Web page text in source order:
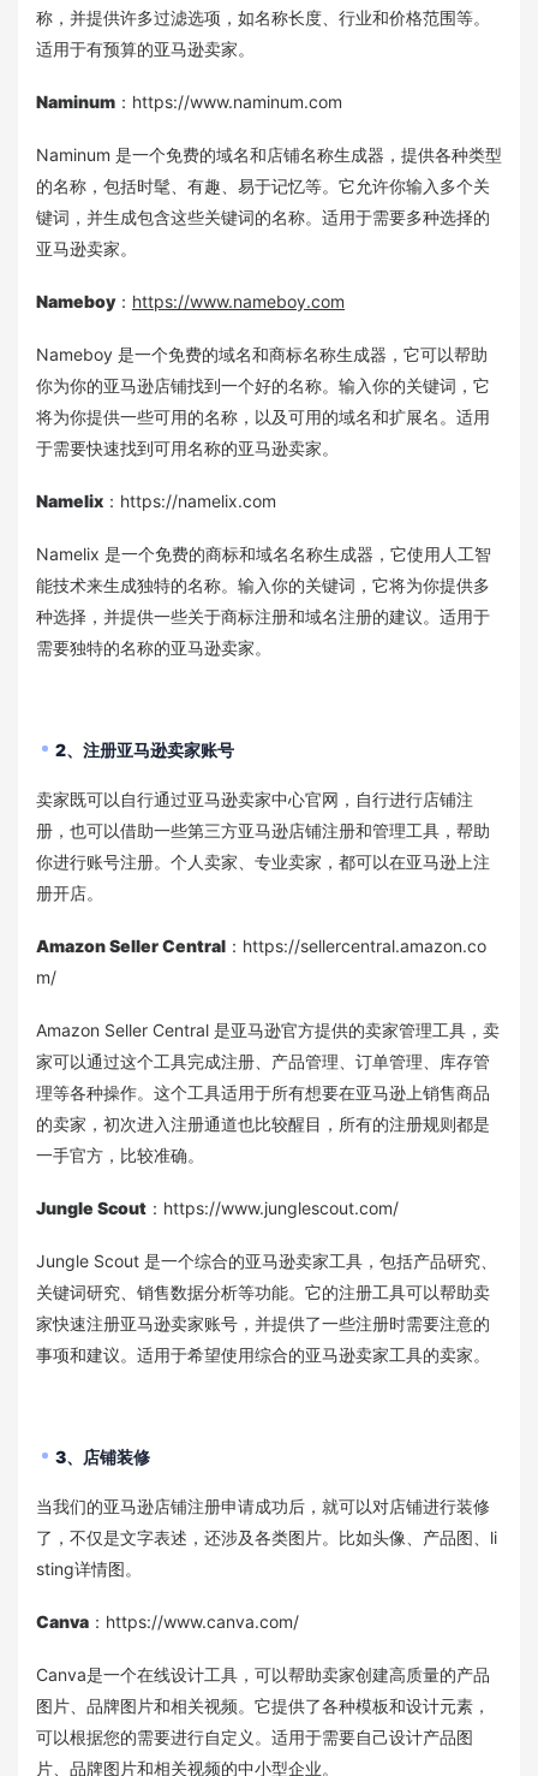
称，并提供许多过滤选项，如名称长度、行业和价格范围等。
适用于有预算的亚马逊卖家。
Naminum ：https://www.naminum.com
Naminum 是一个免费的域名和店铺名称生成器，提供各种类型
的名称，包括时髦、有趣、易于记忆等。它允许你输入多个关
键词，并生成包含这些关键词的名称。适用于需要多种选择的
亚马逊卖家。
Nameboy： https://www.nameboy.com
Nameboy 是一个免费的域名和商标名称生成器，它可以帮助
你为你的亚马逊店铺找到一个好的名称。输入你的关键词，它
将为你提供一些可用的名称，以及可用的域名和扩展名。适用
于需要快速找到可用名称的亚马逊卖家。
Namelix ：https://namelix.com
Namelix 是一个免费的商标和域名名称生成器，它使用人工智
能技术来生成独特的名称。输入你的关键词，它将为你提供多
种选择，并提供一些关于商标注册和域名注册的建议。适用于
需要独特的名称的亚马逊卖家。
2、 注册亚马逊卖家账号
卖家既可以自行通过亚马逊卖家中心官网，自行进行店铺注
册，也可以借助一些第三方亚马逊店铺注册和管理工具，帮助
你进行账号注册。个人卖家、专业卖家，都可以在亚马逊上注
册开店。
Amazon Seller Central ：https://sellercentral.amazon.co
m/
Amazon Seller Central 是亚马逊官方提供的卖家管理工具，卖
家可以通过这个工具完成注册、产品管理、订单管理、库存管
理等各种操作。这个工具适用于所有想要在亚马逊上销售商品
的卖家，初次进入注册通道也比较醒目，所有的注册规则都是
一手官方，比较准确。
Jungle Scout ：https://www.junglescout.com/
Jungle Scout 是一个综合的亚马逊卖家工具，包括产品研究、
关键词研究、销售数据分析等功能。它的注册工具可以帮助卖
家快速注册亚马逊卖家账号，并提供了一些注册时需要注意的
事项和建议。适用于希望使用综合的亚马逊卖家工具的卖家。
3、店铺装修
当我们的亚马逊店铺注册申请成功后，就可以对店铺进行装修
了，不仅是文字表述，还涉及各类图片。比如头像、产品图、li
sting详情图。
Canva ：https://www.canva.com/
Canva是一个在线设计工具，可以帮助卖家创建高质量的产品
图片、品牌图片和相关视频。它提供了各种模板和设计元素，
可以根据您的需要进行自定义。适用于需要自己设计产品图
片、品牌图片和相关视频的中小型企业。